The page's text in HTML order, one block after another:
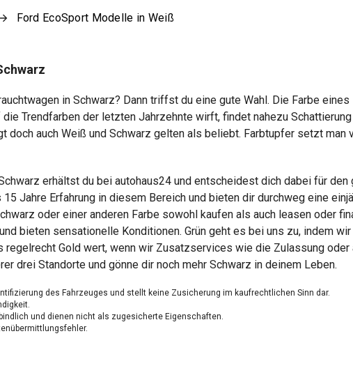
Ford EcoSport Modelle in Weiß
in Schwarz? Dann triffst du eine gute Wahl. Die Farbe
Trendfarben der letzten Jahrzehnte wirft, findet nahezu
doch auch Weiß und Schwarz gelten als beliebt. Farbtupfer setzt
erhältst du bei autohaus24 und entscheidest dich dabei für
Jahre Erfahrung in diesem Bereich und bieten dir durchweg eine
oder einer anderen Farbe sowohl kaufen als auch leasen oder
bieten sensationelle Konditionen. Grün geht es bei uns zu, indem
regelrecht Gold wert, wenn wir Zusatzservices wie die Zulassung
drei Standorte und gönne dir noch mehr Schwarz in deinem Leben.
des Fahrzeuges und stellt keine Zusicherung im kaufrechtlichen Sinn dar.
und dienen nicht als zugesicherte Eigenschaften.